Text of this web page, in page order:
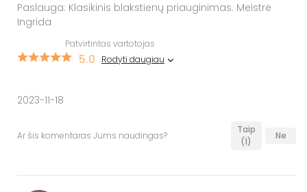
Paslauga: Klasikinis blakstienų priauginimas. Meistrė
Ingrida
Patvirtintas vartotojas
5.0 Rodyti daugiau
2023-11-18
Ar šis komentaras Jums naudingas?
Taip
(1)
Ne